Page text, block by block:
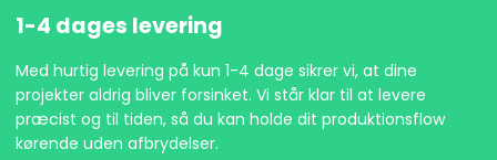
1-4 dages levering
Med hurtig levering på kun 1-4 dage sikrer vi, at dine
projekter aldrig bliver forsinket. Vi står klar til at levere
præcist og til tiden, så du kan holde dit produktionsflow
kørende uden afbrydelser.